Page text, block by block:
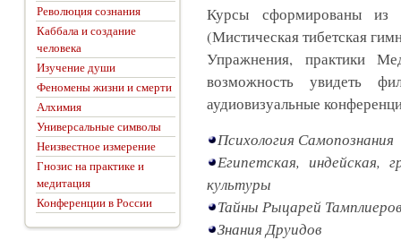
Курсы сформированы из
(Мистическая тибетская
Упражнения, практики
возможность увидеть
аудиовизуальные
Психология Самопознания
Египетская, индейская,
культуры
Тайны Рыцарей
Знания Друидов
Революция сознания
Каббала и создание
человека
Изучение души
Феномены жизни и смерти
Алхимия
Универсальные символы
Неизвестное измерение
Гнозис на практике и
медитация
Конференции в России